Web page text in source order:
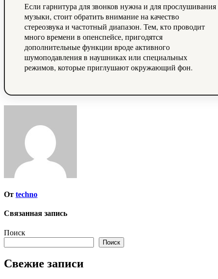
Если гарнитура для звонков нужна и для прослушивания
музыки, стоит обратить внимание на качество
стереозвука и частотный диапазон. Тем, кто проводит
много времени в опенспейсе, пригодятся
дополнительные функции вроде активного
шумоподавления в наушниках или специальных
режимов, которые приглушают окружающий фон.
От techno
Связанная запись
Поиск
Поиск
Свежие записи